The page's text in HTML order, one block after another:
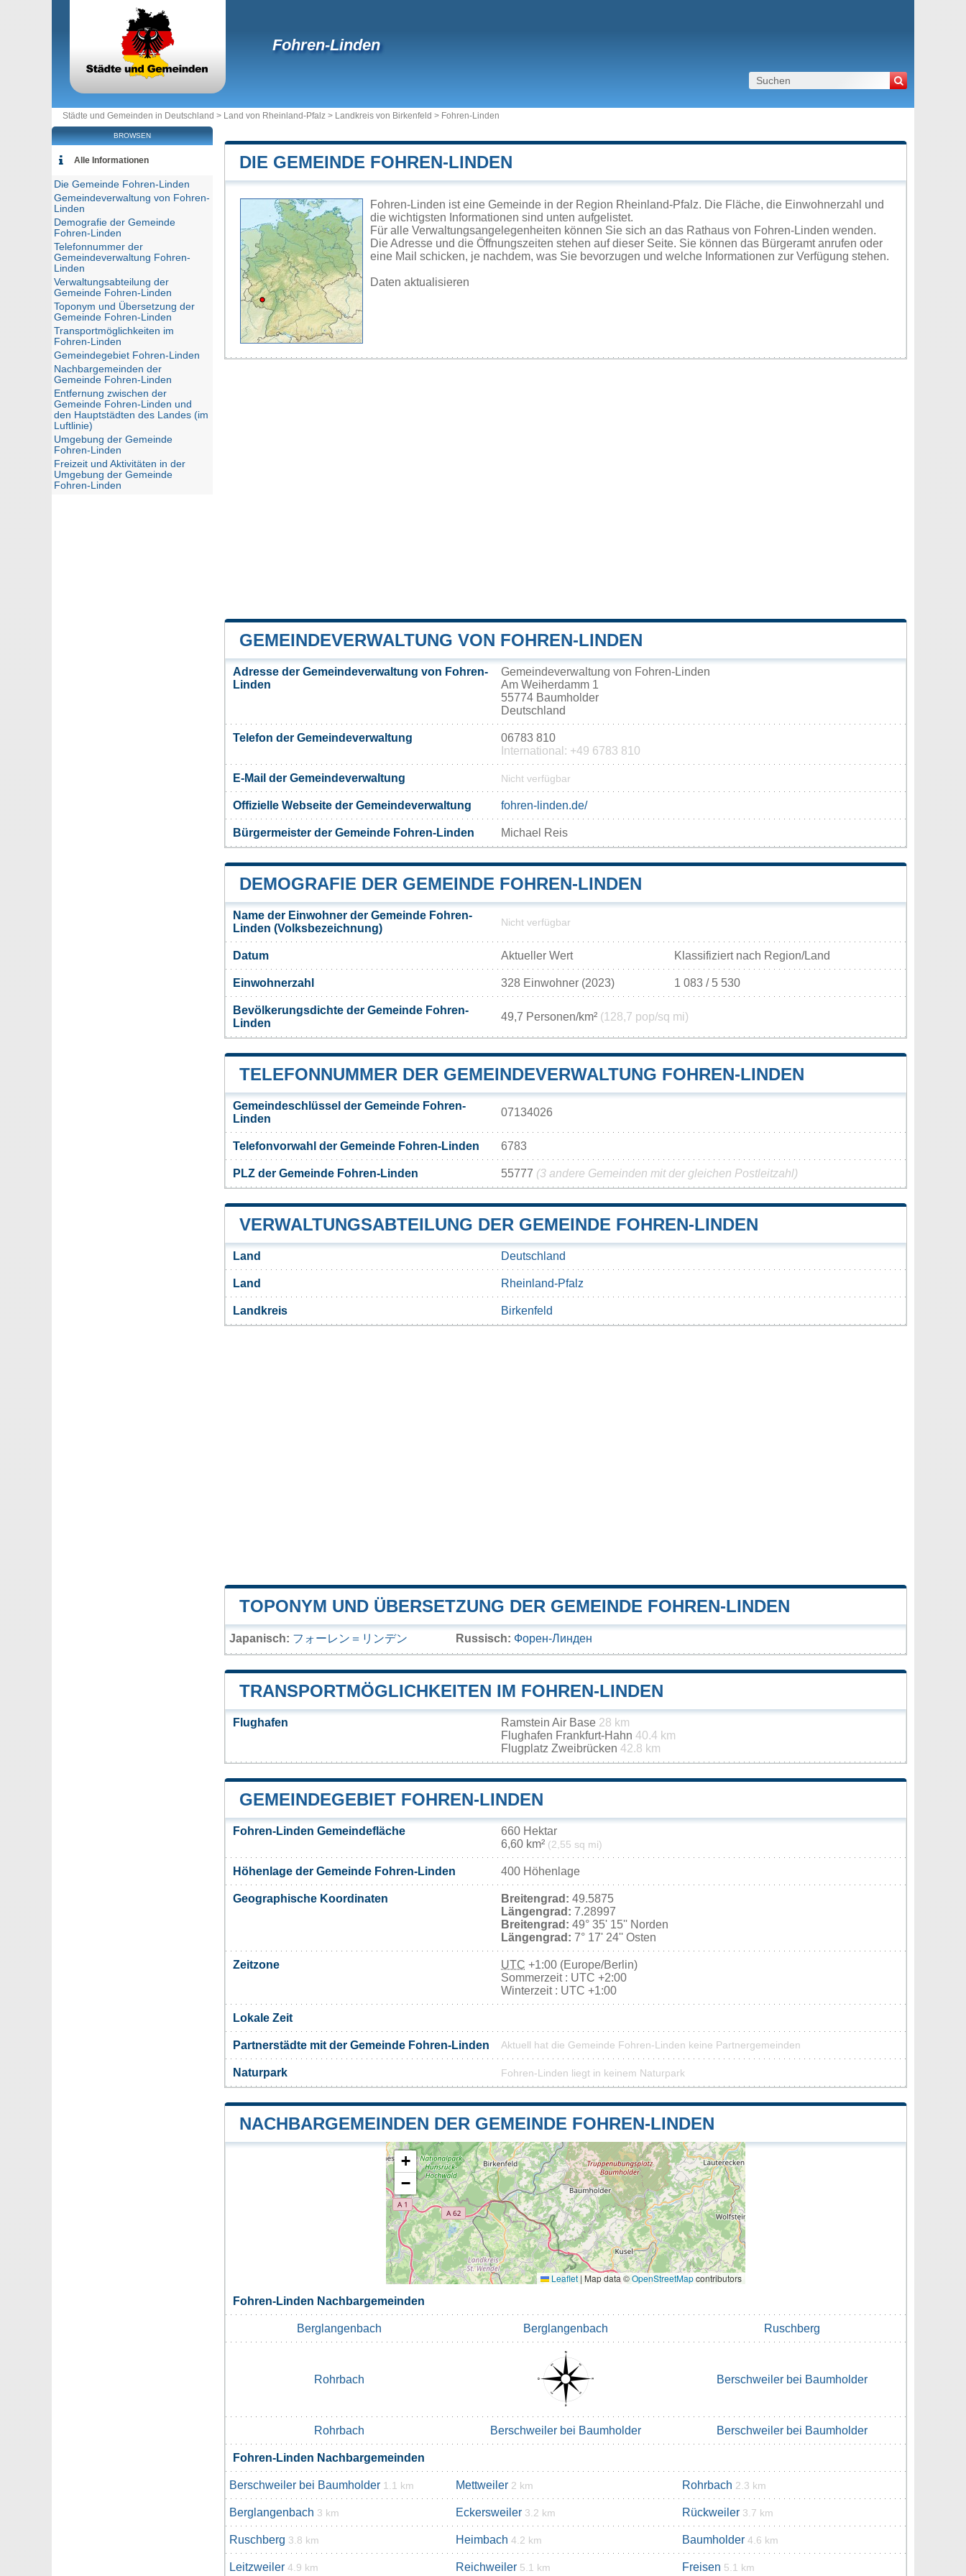
Fohren-Linden
Städte und Gemeinden in Deutschland > Land von Rheinland-Pfalz > Landkreis von Birkenfeld > Fohren-Linden
DIE GEMEINDE FOHREN-LINDEN
Fohren-Linden ist eine Gemeinde in der Region Rheinland-Pfalz. Die Fläche, die Einwohnerzahl und
die wichtigsten Informationen sind unten aufgelistet.
Für alle Verwaltungsangelegenheiten können Sie sich an das Rathaus von Fohren-Linden wenden.
Die Adresse und die Öffnungszeiten stehen auf dieser Seite. Sie können das Bürgeramt anrufen oder
eine Mail schicken, je nachdem, was Sie bevorzugen und welche Informationen zur Verfügung stehen.
Daten aktualisieren
GEMEINDEVERWALTUNG VON FOHREN-LINDEN
Adresse der Gemeindeverwaltung von Fohren-
Linden
Gemeindeverwaltung von Fohren-Linden
Am Weiherdamm 1
55774 Baumholder
Deutschland
Telefon der Gemeindeverwaltung
06783 810
International: +49 6783 810
E-Mail der Gemeindeverwaltung Nicht verfügbar
Offizielle Webseite der Gemeindeverwaltung fohren-linden.de/
Bürgermeister der Gemeinde Fohren-Linden Michael Reis
DEMOGRAFIE DER GEMEINDE FOHREN-LINDEN
Name der Einwohner der Gemeinde Fohren-
Linden (Volksbezeichnung)
Nicht verfügbar
Datum Aktueller Wert Klassifiziert nach Region/Land
Einwohnerzahl 328 Einwohner (2023) 1 083 / 5 530
Bevölkerungsdichte der Gemeinde Fohren-
Linden
49,7 Personen/km² (128,7 pop/sq mi)
TELEFONNUMMER DER GEMEINDEVERWALTUNG FOHREN-LINDEN
Gemeindeschlüssel der Gemeinde Fohren-
Linden
07134026
Telefonvorwahl der Gemeinde Fohren-Linden 6783
PLZ der Gemeinde Fohren-Linden 55777 (3 andere Gemeinden mit der gleichen Postleitzahl)
VERWALTUNGSABTEILUNG DER GEMEINDE FOHREN-LINDEN
Land Deutschland
Land Rheinland-Pfalz
Landkreis Birkenfeld
TOPONYM UND ÜBERSETZUNG DER GEMEINDE FOHREN-LINDEN
Japanisch: フォーレン＝リンデン Russisch: Форен-Линден
TRANSPORTMÖGLICHKEITEN IM FOHREN-LINDEN
Flughafen Ramstein Air Base 28 km
Flughafen Frankfurt-Hahn 40.4 km
Flugplatz Zweibrücken 42.8 km
GEMEINDEGEBIET FOHREN-LINDEN
Fohren-Linden Gemeindefläche
660 Hektar
6,60 km² (2,55 sq mi)
Höhenlage der Gemeinde Fohren-Linden 400 Höhenlage
Geographische Koordinaten Breitengrad: 49.5875
Längengrad: 7.28997
Breitengrad: 49° 35' 15'' Norden
Längengrad: 7° 17' 24'' Osten
Zeitzone UTC +1:00 (Europe/Berlin)
Sommerzeit : UTC +2:00
Winterzeit : UTC +1:00
Lokale Zeit
Partnerstädte mit der Gemeinde Fohren-Linden Aktuell hat die Gemeinde Fohren-Linden keine Partnergemeinden
Naturpark Fohren-Linden liegt in keinem Naturpark
NACHBARGEMEINDEN DER GEMEINDE FOHREN-LINDEN
+
−
Leaflet | Map data ©OpenStreetMapcontributors
Fohren-Linden Nachbargemeinden
Berglangenbach Berglangenbach Ruschberg
Rohrbach Berschweiler bei Baumholder
Rohrbach Berschweiler bei Baumholder Berschweiler bei Baumholder
Fohren-Linden Nachbargemeinden
Berschweiler bei Baumholder 1.1 km Mettweiler 2 km Rohrbach 2.3 km
Berglangenbach 3 km Eckersweiler 3.2 km Rückweiler 3.7 km
Ruschberg 3.8 km Heimbach 4.2 km Baumholder 4.6 km
Leitzweiler 4.9 km Reichweiler 5.1 km Freisen 5.1 km
BROWSEN
Alle Informationen
Die Gemeinde Fohren-Linden
Gemeindeverwaltung von Fohren-
Linden
Demografie der Gemeinde
Fohren-Linden
Telefonnummer der
Gemeindeverwaltung Fohren-
Linden
Verwaltungsabteilung der
Gemeinde Fohren-Linden
Toponym und Übersetzung der
Gemeinde Fohren-Linden
Transportmöglichkeiten im
Fohren-Linden
Gemeindegebiet Fohren-Linden
Nachbargemeinden der
Gemeinde Fohren-Linden
Entfernung zwischen der
Gemeinde Fohren-Linden und
den Hauptstädten des Landes (im
Luftlinie)
Umgebung der Gemeinde
Fohren-Linden
Freizeit und Aktivitäten in der
Umgebung der Gemeinde
Fohren-Linden